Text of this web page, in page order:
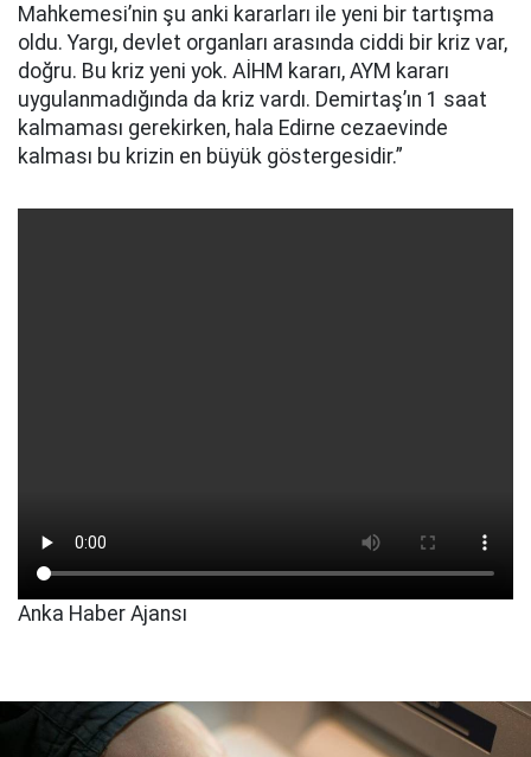
Mahkemesi’nin şu anki kararları ile yeni bir tartışma
oldu. Yargı, devlet organları arasında ciddi bir kriz var,
doğru. Bu kriz yeni yok. AİHM kararı, AYM kararı
uygulanmadığında da kriz vardı. Demirtaş’ın 1 saat
kalmaması gerekirken, hala Edirne cezaevinde
kalması bu krizin en büyük göstergesidir.”
Anka Haber Ajansı